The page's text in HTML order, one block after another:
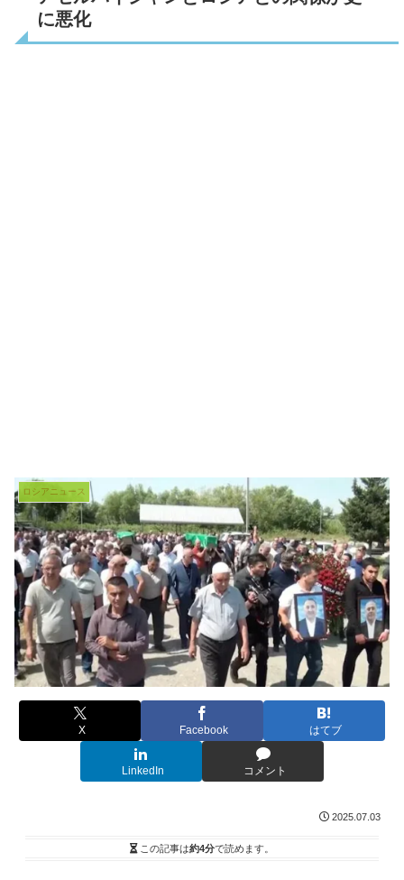
に悪化
ロシアニュース
X Facebook はてブ
LinkedIn コメント
2025.07.03
この記事は約4分で読めます。